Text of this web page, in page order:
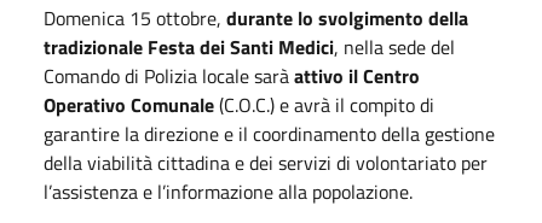
Domenica 15 ottobre, durante lo svolgimento della
tradizionale Festa dei Santi Medici, nella sede del
Comando di Polizia locale saràattivo il Centro
Operativo Comunale(C.O.C.) e avrà il compito di
garantire la direzione e il coordinamento della gestione
della viabilità cittadina e dei servizi di volontariato per
l’assistenza e l’informazione alla popolazione.